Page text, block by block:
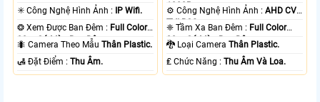
✳️ Công Nghệ Hình Ảnh :
IP Wifi.
❂ Xem Được Ban Đêm : Full Color
30m Có Màu Ban Ðêm.
🐜 Camera Theo MẫuThân Plastic.
️🛃 Đặt Điểm :Thu Âm.
1080P .
⚙ Công Nghệ Hình Ảnh :AHD CVI
TVI BCS.
❈ Tầm Xa Ban Đêm : Full Color
20m Có Màu Ban Ðêm.
🐉️ Loại CameraThân Plastic.
️₤ Chức Năng :Thu Âm Và Loa.